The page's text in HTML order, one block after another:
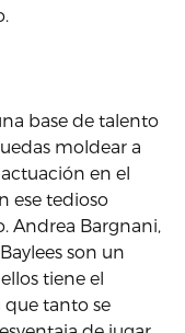
base de talento
moldear a
en el
ese tedioso
Andrea Bargnani,
son un
tiene el
que tanto se